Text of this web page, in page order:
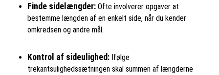
Finde sidelængder: Ofte involverer opgaver at
bestemme længden af en enkelt side, når du kender
omkredsen og andre mål.
Kontrol af sideulighed: Ifølge
trekantsulighedssætningen skal summen af længderne